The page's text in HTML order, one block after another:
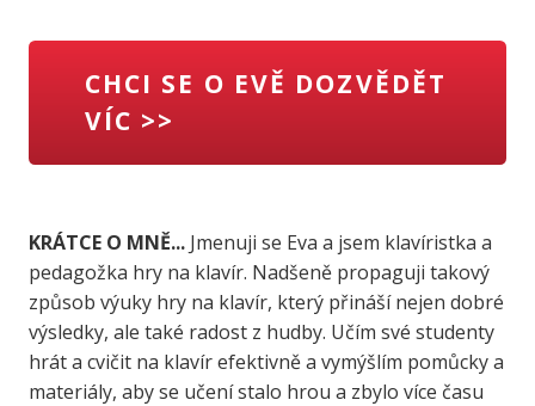
CHCI SE O EVĚ DOZVĚDĚT
VÍC >>
KRÁTCE O MNĚ...Jmenuji se Eva a jsem klavíristka a
pedagožka hry na klavír. Nadšeně propaguji takový
způsob výuky hry na klavír, který přináší nejen dobré
výsledky, ale také radost z hudby. Učím své studenty
hrát a cvičit na klavír efektivně a vymýšlím pomůcky a
materiály, aby se učení stalo hrou a zbylo více času